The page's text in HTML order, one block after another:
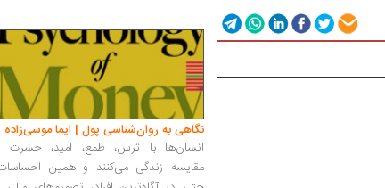
نگاهی به روان‌شناسی پول | ایما موسی‌زاده
انسان‌ها با ترس، طمع، امید، حسرت
مقایسه زندگی می‌کنند و همین